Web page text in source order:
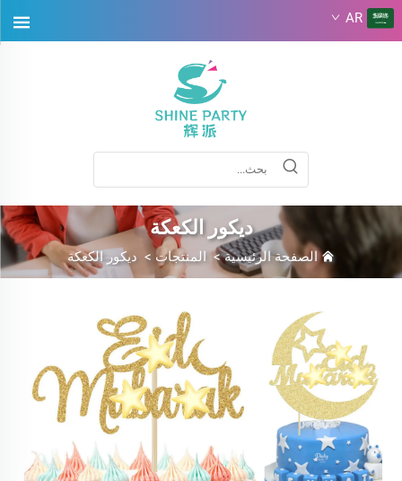
AR
ديكور الكعكة
الصفحة الرئيسية> المنتجات > ديكور الكعكة